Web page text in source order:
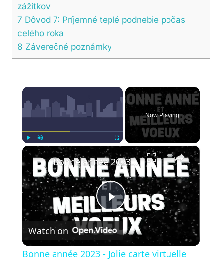
zážitkov
7 Dôvod 7: Príjemné teplé podnebie počas
celého roka
8 Záverečné poznámky
×
Unmute Fullscreen
Now Playing
×
Play
Video
Bonne année 2023 - Jolie carte virtuelle
Watch on
Bonne année 2023 - Jolie carte virtuelle